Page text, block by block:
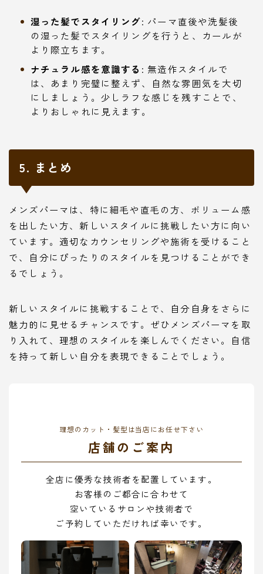
湿った髪でスタイリング: パーマ直後や洗髪後
の湿った髪でスタイリングを行うと、カールが
より際立ちます。
ナチュラル感を意識する : 無造作スタイルで
は、あまり完璧に整えず、自然な雰囲気を大切
にしましょう。少しラフな感じを残すことで、
よりおしゃれに見えます。
5. まとめ
メンズパーマは、特に細毛や直毛の方、ボリューム感
を出したい方、新しいスタイルに挑戦したい方に向い
ています。適切なカウンセリングや施術を受けること
で、自分にぴったりのスタイルを見つけることができ
るでしょう。
新しいスタイルに挑戦することで、自分自身をさらに
魅力的に見せるチャンスです。ぜひメンズパーマを取
り入れて、理想のスタイルを楽しんでください。自信
を持って新しい自分を表現できることでしょう。
理想のカット・髪型は当店にお任せ下さい
店舗のご案内
全店に優秀な技術者を配置しています。
お客様のご都合に合わせて
空いているサロンや技術者で
ご予約していただければ幸いです。